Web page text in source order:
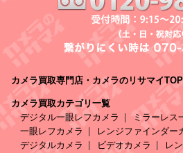
カメラ買取専門店・カメラのリサマイTOP
カメラ買取カテゴリ一覧
デジタル一眼レフカメラ
ミラーレス
一眼レフカメラ
レンジファインダー
デジタルカメラ
ビデオカメラ レ